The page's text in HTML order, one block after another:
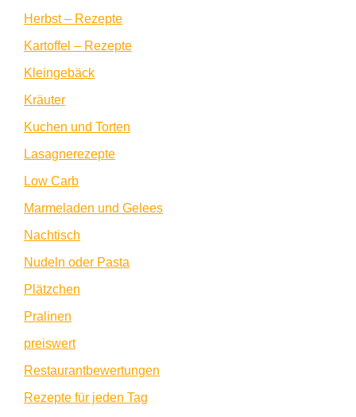
Herbst – Rezepte
Kartoffel – Rezepte
Kleingebäck
Kräuter
Kuchen und Torten
Lasagnerezepte
Low Carb
Marmeladen und Gelees
Nachtisch
Nudeln oder Pasta
Plätzchen
Pralinen
preiswert
Restaurantbewertungen
Rezepte für jeden Tag